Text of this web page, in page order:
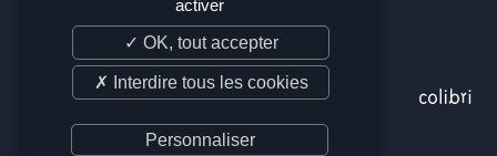
activer
✓ OK, tout accepter
✗ Interdire tous les cookies
Personnaliser